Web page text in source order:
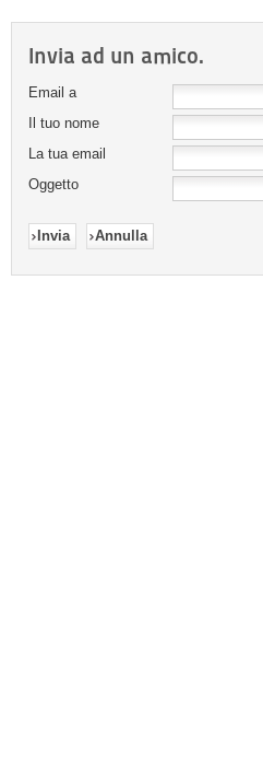
Invia ad un amico.
Email a
Il tuo nome
La tua email
Oggetto
Invia Annulla